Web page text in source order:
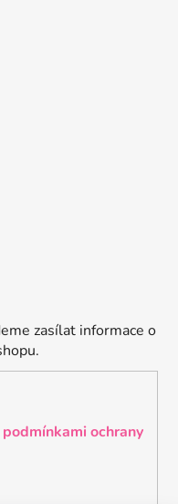
zasílat informace o
podmínkami ochrany